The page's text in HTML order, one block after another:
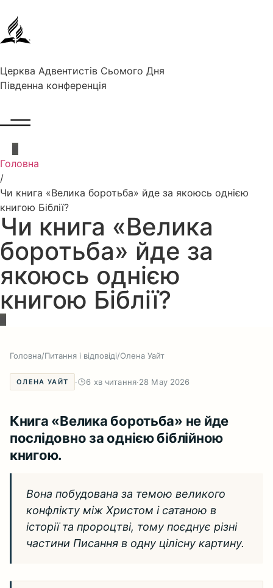
Церква Адвентистів Сьомого Дня
Південна конференція
Головна
/
Чи книга «Велика боротьба» йде за якоюсь однією
книгою Біблії?
Чи книга «Велика
боротьба» йде за
якоюсь однією
книгою Біблії?
Головна/Питання і відповіді/Олена Уайт
ОЛЕНА УАЙТ · 6 хв читання·28 May 2026
Книга «Велика боротьба» не йде
послідовно за однією біблійною
книгою.
Вона побудована за темою великого
конфлікту між Христом і сатаною в
історії та пророцтві, тому поєднує різні
частини Писання в одну цілісну картину.